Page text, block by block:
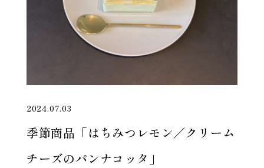
Contact
2024.07.03
季節商品「はちみつレモン／クリーム
チーズのパンナコッタ」